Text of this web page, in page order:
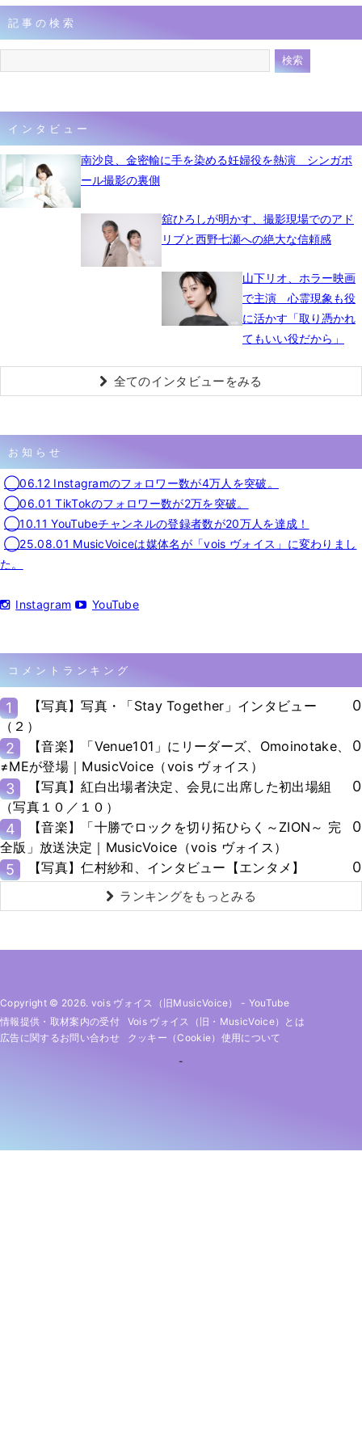
記事の検索
インタビュー
南沙良、金密輸に手を染める妊婦役を熱演 シンガポ
ール撮影の裏側
舘ひろしが明かす、撮影現場でのアド
リブと西野七瀬への絶大な信頼感
山下リオ、ホラー映画
で主演 心霊現象も役
に活かす「取り憑かれ
てもいい役だから」
全てのインタビューをみる
お知らせ
◯06.12 Instagramのフォロワー数が4万人を突破。
◯06.01 TikTokのフォロワー数が2万を突破。
◯10.11 YouTubeチャンネルの登録者数が20万人を達成！
◯25.08.01 MusicVoiceは媒体名が「vois ヴォイス」に変わりまし
た。
Instagram YouTube
コメントランキング
1
【写真】写真・「Stay Together」インタビュー
（２）
0
2
【音楽】「Venue101」にリーダーズ、Omoinotake、
≠MEが登場｜MusicVoice（vois ヴォイス）
0
3
【写真】紅白出場者決定、会見に出席した初出場組
（写真１０／１０）
0
4
【音楽】「十勝でロックを切り拓ひらく～ZION～ 完
全版」放送決定｜MusicVoice（vois ヴォイス）
0
5 【写真】仁村紗和、インタビュー【エンタメ】 0
ランキングをもっとみる
Copyright © 2026. vois ヴォイス（旧MusicVoice） - YouTube
情報提供・取材案内の受付
Vois ヴォイス（旧・MusicVoice）とは
広告に関するお問い合わせ
クッキー（cookie）使用について
-